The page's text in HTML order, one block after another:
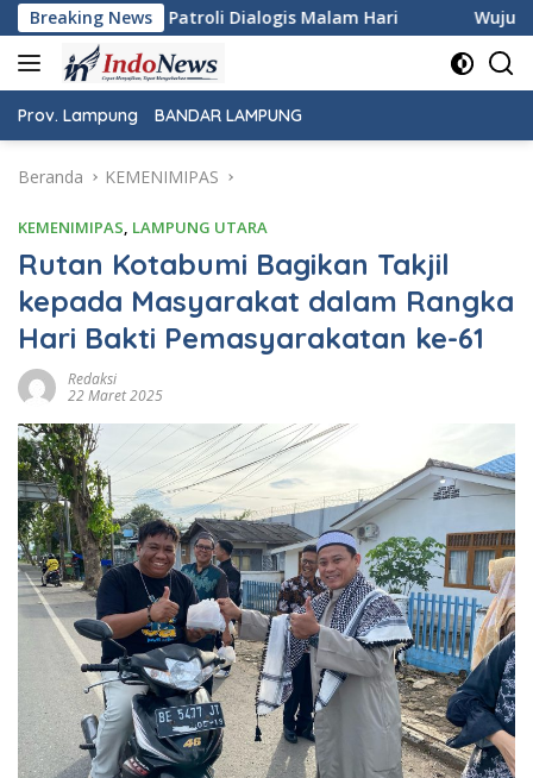
Langsung
ke
konten
Breaking News
Malam Hari Wujudkan Rasa Aman dan Damai,
Prov. Lampung BANDAR LAMPUNG
Beranda KEMENIMIPAS
KEMENIMIPAS, LAMPUNG UTARA
Rutan Kotabumi Bagikan Takjil
kepada Masyarakat dalam Rangka
Hari Bakti Pemasyarakatan ke-61
Redaksi
22 Maret 2025